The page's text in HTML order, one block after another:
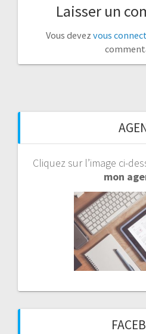
Laisser un
Vous devez vous
Cliquez sur l’image ci-
mon